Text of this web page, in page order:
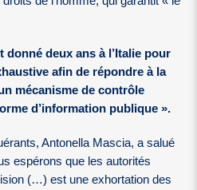
donné deux ans à l’Italie pour
afin de répondre à la
mécanisme de contrôle
d’information publique ».
Antonella Mascia, a salué
espérons que les autorités
(…) est une exhortation des